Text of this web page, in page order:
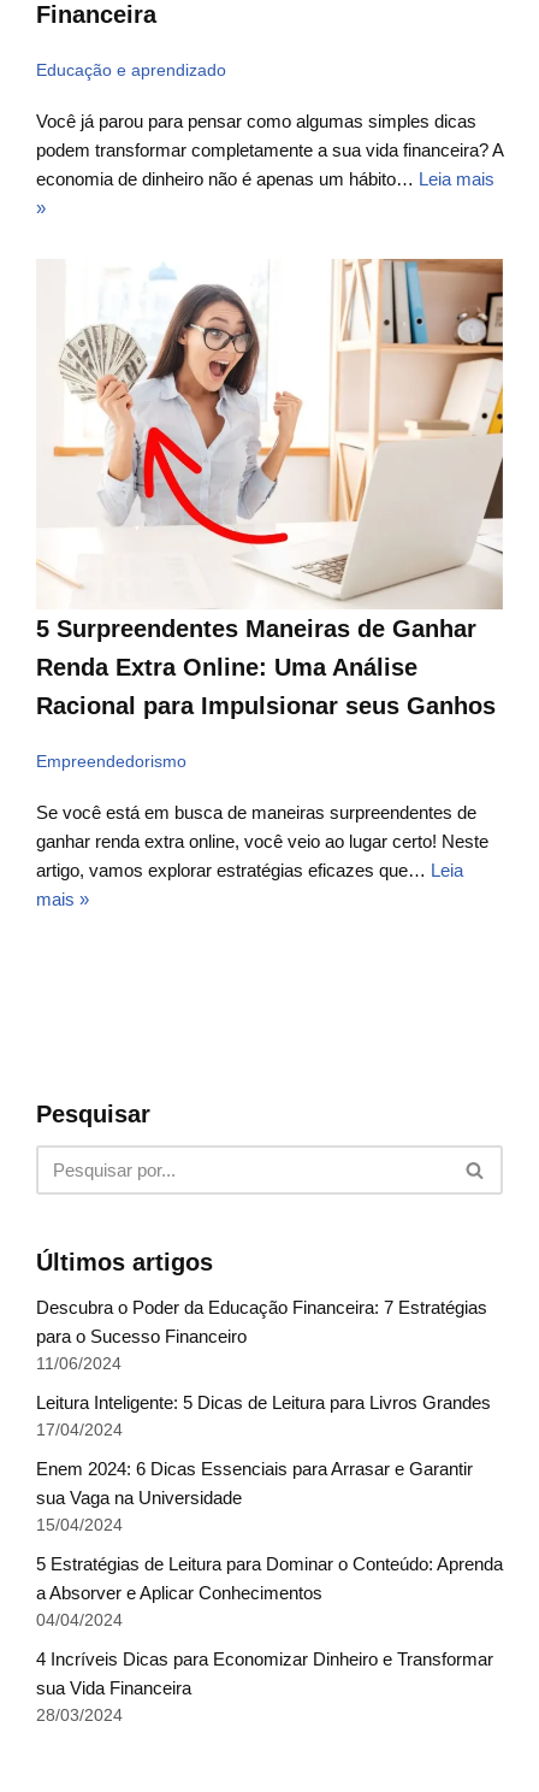
Financeira
Educação e aprendizado
Você já parou para pensar como algumas simples dicas
podem transformar completamente a sua vida financeira? A
economia de dinheiro não é apenas um hábito… Leia mais
»
5 Surpreendentes Maneiras de Ganhar
Renda Extra Online: Uma Análise
Racional para Impulsionar seus Ganhos
Empreendedorismo
Se você está em busca de maneiras surpreendentes de
ganhar renda extra online, você veio ao lugar certo! Neste
artigo, vamos explorar estratégias eficazes que… Leia
mais »
Pesquisar
Últimos artigos
Descubra o Poder da Educação Financeira: 7 Estratégias
para o Sucesso Financeiro
11/06/2024
Leitura Inteligente: 5 Dicas de Leitura para Livros Grandes
17/04/2024
Enem 2024: 6 Dicas Essenciais para Arrasar e Garantir
sua Vaga na Universidade
15/04/2024
5 Estratégias de Leitura para Dominar o Conteúdo: Aprenda
a Absorver e Aplicar Conhecimentos
04/04/2024
4 Incríveis Dicas para Economizar Dinheiro e Transformar
sua Vida Financeira
28/03/2024